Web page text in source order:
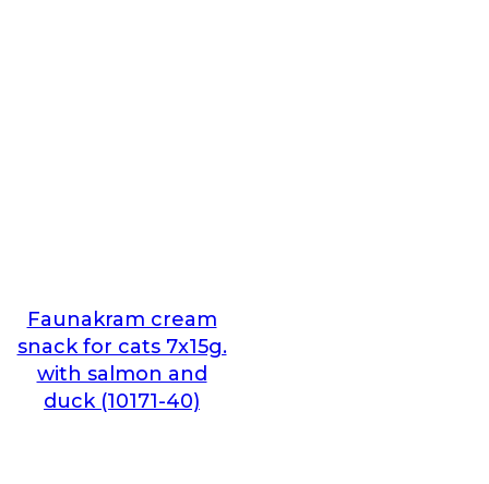
Faunakram cream
snack for cats 7x15g.
with salmon and
duck (10171-40)